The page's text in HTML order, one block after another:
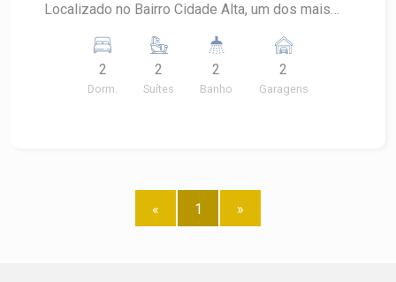
Localizado no Bairro Cidade Alta, um dos mais
Centro, são apartamentos de 80, 85 ou 93m² com
2 suítes e 1 ou 2 vagas de garagem. Além disso,
o La Vie oferece cobertura duplex com 141m² e 3
aquecida e com avanço aparente, veneziana dos
quartos com abertura total e automatizada,
2
Dorm.
2
Suítes
2
Banho
2
Garagens
« 1 »